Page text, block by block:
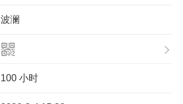
波澜
100 小时